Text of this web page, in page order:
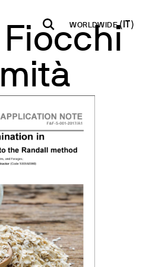
shop
WORLDWIDE
English
Italiano
Español